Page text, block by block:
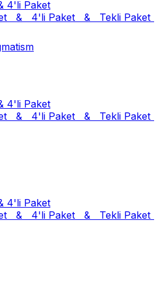
4'li Paket
&   4'li Paket   & Tekli Paket
4'li Paket
&   4'li Paket   & Tekli Paket
4'li Paket
&   4'li Paket   & Tekli Paket